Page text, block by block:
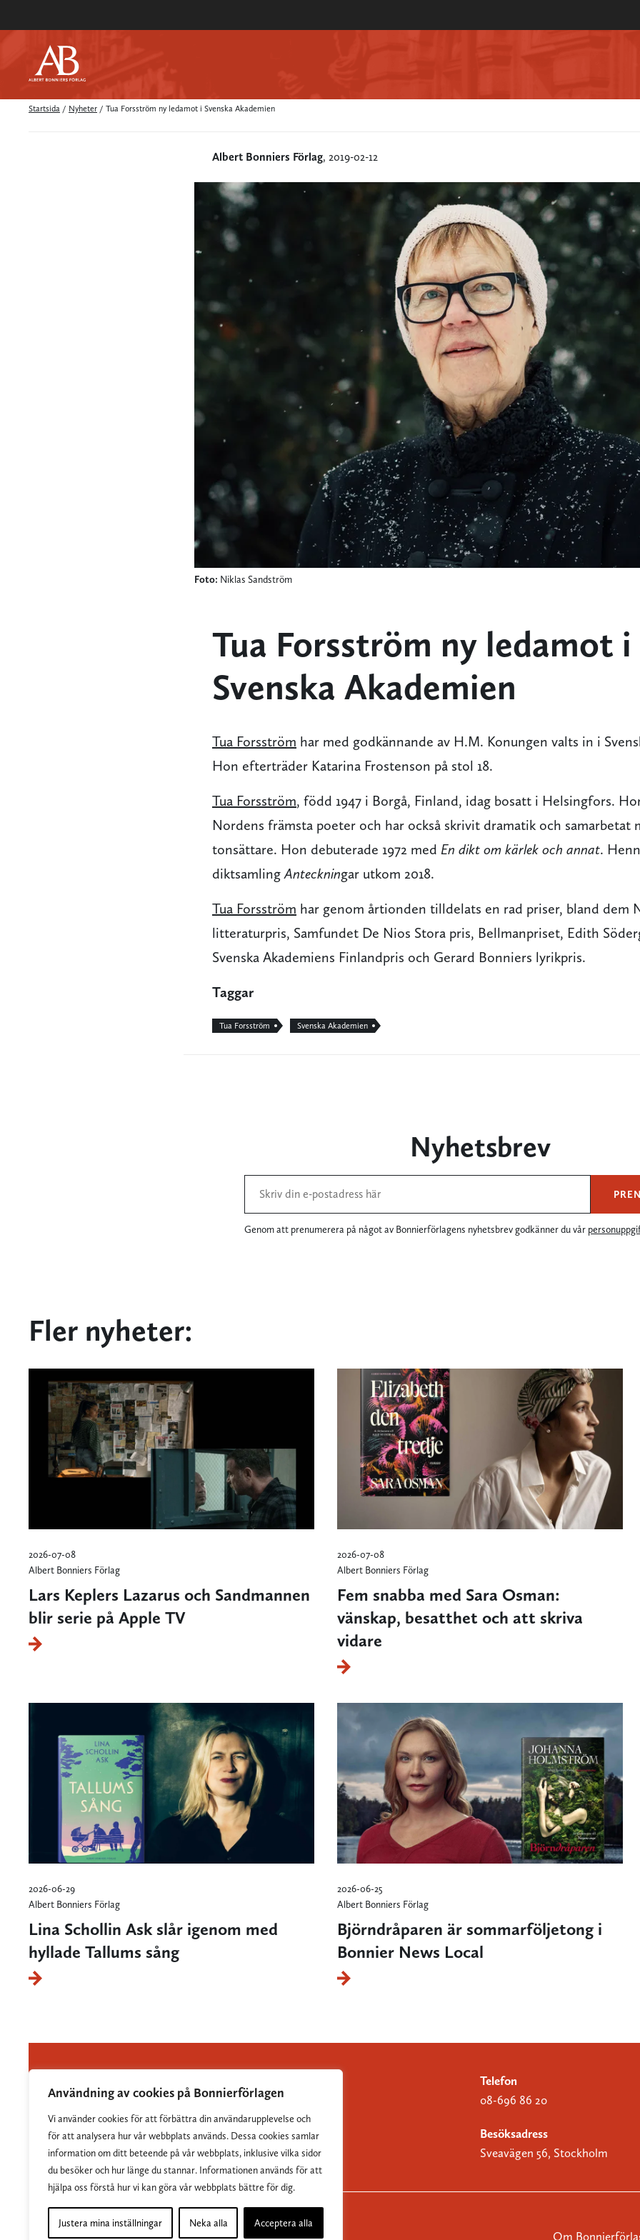
Användning av cookies på Bonnierförlagen
Vi använder cookies för att förbättra din användarupplevelse och
för att analysera hur vår webbplats används. Dessa cookies samlar
information om ditt beteende på vår webbplats, inklusive vilka sidor
du besöker och hur länge du stannar. Informationen används för att
hjälpa oss förstå hur vi kan göra vår webbplats bättre för dig.
Justera mina inställningar Neka alla Acceptera alla
Startsida / Nyheter / Tua Forsström ny ledamot i Svenska Akademien
Albert Bonniers Förlag, 2019-02-12
Foto: Niklas Sandström
Tua Forsström ny ledamot i
Svenska Akademien
Tua Forsström har med godkännande av H.M. Konungen valts in i
Hon efterträder Katarina Frostenson på stol 18.
Tua Forsström, född 1947 i Borgå, Finland, idag bosatt i Helsingfors.
Nordens främsta poeter och har också skrivit dramatik och samarbetat
tonsättare. Hon debuterade 1972 med En dikt om kärlek och annat.
diktsamlingAnteckningar utkom 2018.
Tua Forsström har genom årtionden tilldelats en rad priser, bland dem
litteraturpris, Samfundet De Nios Stora pris, Bellmanpriset, Edith
Svenska Akademiens Finlandpris och Gerard Bonniers lyrikpris.
Taggar
Tua Forsström Svenska Akademien
Nyhetsbrev
Genom att prenumerera på något av Bonnierförlagens nyhetsbrev godkänner du vår
Fler nyheter:
2026-07-08
Albert Bonniers Förlag
Lars Keplers Lazarus och Sandmannen
blir serie på Apple TV
2026-07-08
Albert Bonniers Förlag
Fem snabba med Sara Osman:
vänskap, besatthet och att skriva
vidare
2026-06-29
Albert Bonniers Förlag
Lina Schollin Ask slår igenom med
hyllade Tallums sång
2026-06-25
Albert Bonniers Förlag
Björndråparen är sommarföljetong i
Bonnier News Local
Albert Bonniers Förlag grundades 1837 och är
Sveriges största skönlitterära förlag.
Telefon
08-696 86 20
Besöksadress
Sveavägen 56, Stockholm
Om